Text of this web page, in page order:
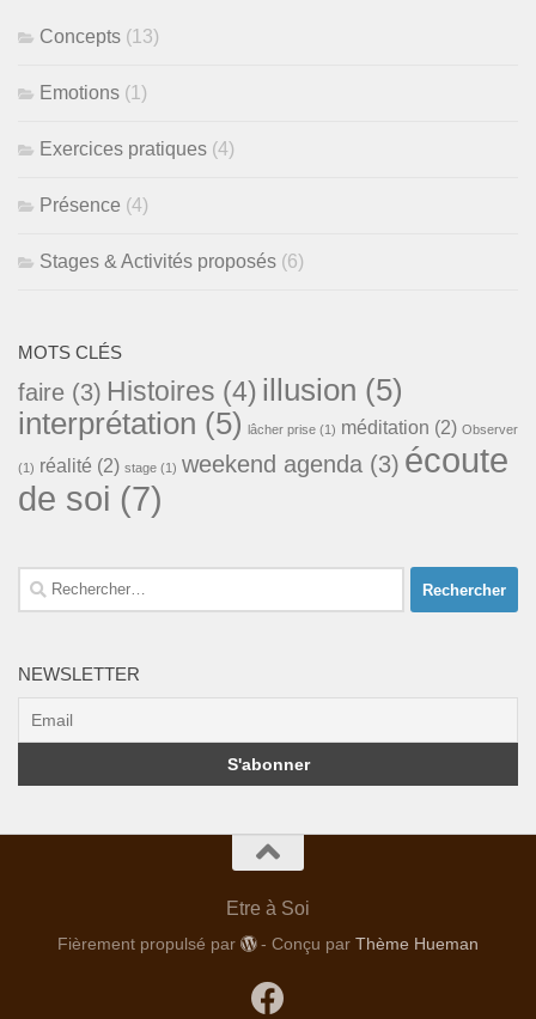
Concepts (13)
Emotions (1)
Exercices pratiques (4)
Présence (4)
Stages & Activités proposés (6)
MOTS CLÉS
faire (3) Histoires (4) illusion (5)
interprétation (5) lâcher prise (1) méditation (2) Observer
(1) réalité (2) stage (1) weekend agenda (3) écoute
de soi (7)
Rechercher :
NEWSLETTER
Etre à Soi
Fièrement propulsé par - Conçu parThème Hueman